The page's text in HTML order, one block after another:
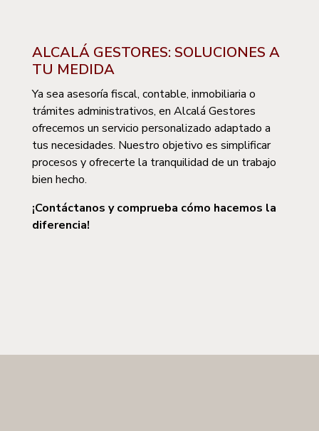
ALCALÁ GESTORES: SOLUCIONES A
TU MEDIDA
Ya sea asesoría fiscal, contable, inmobiliaria o
trámites administrativos, en Alcalá Gestores
ofrecemos un servicio personalizado adaptado a
tus necesidades. Nuestro objetivo es simplificar
procesos y ofrecerte la tranquilidad de un trabajo
bien hecho.
¡Contáctanos y comprueba cómo hacemos la
diferencia!